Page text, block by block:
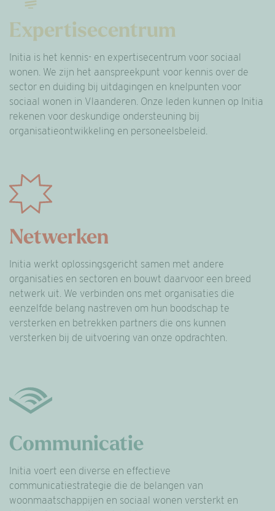
Expertisecentrum
Initia is het kennis- en expertisecentrum voor sociaal
wonen. We zijn het aanspreekpunt voor kennis over de
sector en duiding bij uitdagingen en knelpunten voor
sociaal wonen in Vlaanderen. Onze leden kunnen op Initia
rekenen voor deskundige ondersteuning bij
organisatieontwikkeling en personeelsbeleid.
Netwerken
Initia werkt oplossingsgericht samen met andere
organisaties en sectoren en bouwt daarvoor een breed
netwerk uit. We verbinden ons met organisaties die
eenzelfde belang nastreven om hun boodschap te
versterken en betrekken partners die ons kunnen
versterken bij de uitvoering van onze opdrachten.
Communicatie
Initia voert een diverse en effectieve
communicatiestrategie die de belangen van
woonmaatschappijen en sociaal wonen versterkt en